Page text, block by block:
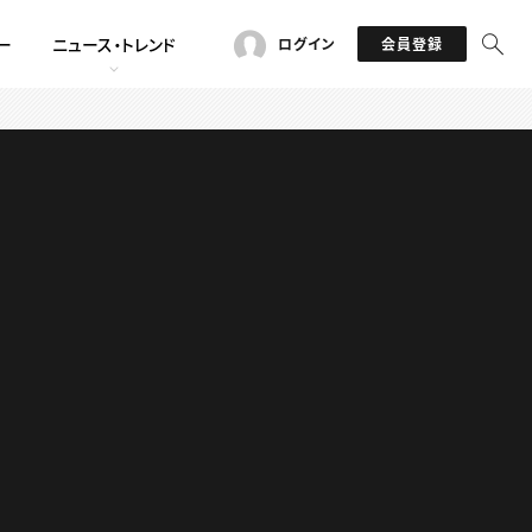
ニュース・トレンド ログイン 会員登録